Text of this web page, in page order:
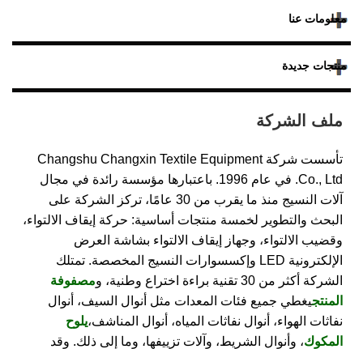
معلومات عنا
منتجات جديدة
ملف الشركة
تأسست شركة Changshu Changxin Textile Equipment
Co., Ltd. في عام 1996. باعتبارها مؤسسة رائدة في مجال
آلات النسيج منذ ما يقرب من 30 عامًا، تركز الشركة على
البحث والتطوير لخمسة منتجات أساسية: حركة إيقاف الالتواء،
وقضيب الالتواء، وجهاز إيقاف الالتواء بشاشة العرض
الإلكترونية LED وإكسسوارات النسيج المخصصة. تمتلك
الشركة أكثر من 30 تقنية براءة اختراع وطنية، و
مصفوفة
المنتجيغطي جميع فئات المعدات مثل أنوال السيف، أنوال
نفاثات الهواء، أنوال نفاثات المياه، أنوال المناشف،يلوح
المكوك، وأنوال الشريط، وآلات تزييفها، وما إلى ذلك. وقد